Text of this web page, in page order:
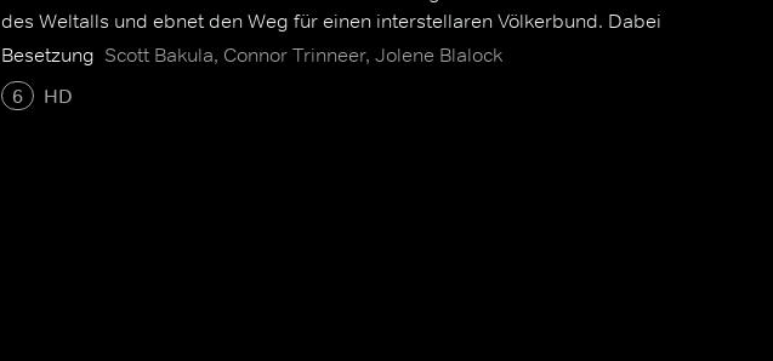
des Weltalls und ebnet den Weg für einen interstellaren Völkerbund. Dabei
stehen dem Captain sein Hund Porthos, die vulkanische
Wissenschaftsoffizierin T'Pol, der Chefingenieur Trip sowie der medizinische
Offizier Dr. Phlox zur Seite.
Besetzung Scott Bakula, Connor Trinneer, Jolene Blalock
6
HD